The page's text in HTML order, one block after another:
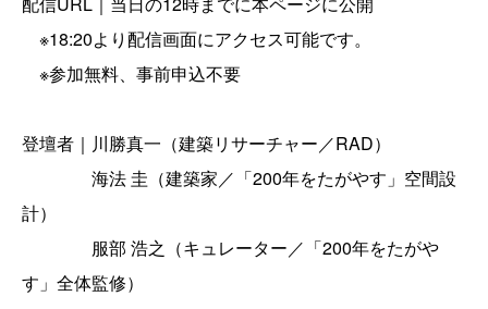
※18:20より配信画面にアクセス可能です。
※参加無料、事前申込不要
登壇者｜川勝真一（建築リサーチャー／RAD）
海法 圭（建築家／「200年をたがやす」空間設
計）
服部 浩之（キュレーター／「200年をたがや
す」全体監修）